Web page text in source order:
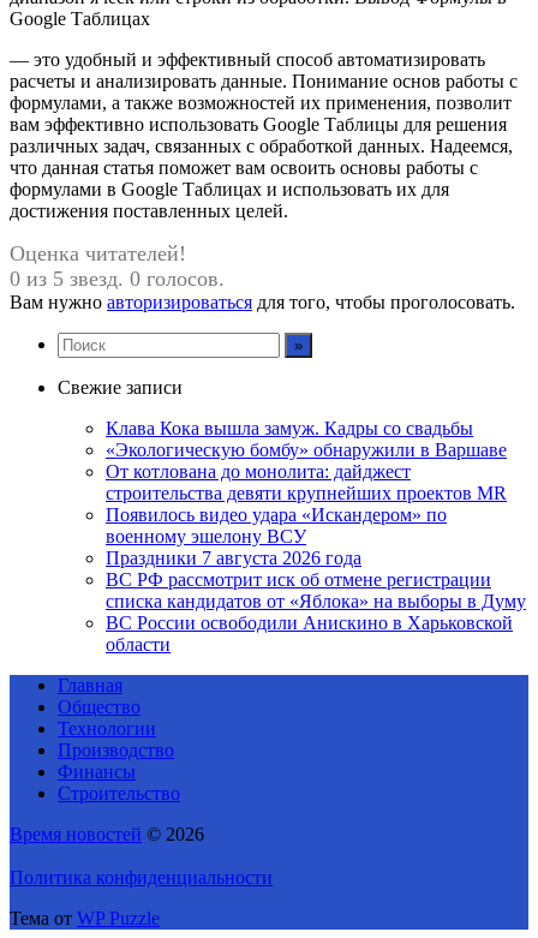
Google Таблицах
— это удобный и эффективный способ автоматизировать
расчеты и анализировать данные. Понимание основ работы с
формулами, а также возможностей их применения, позволит
вам эффективно использовать Google Таблицы для решения
различных задач, связанных с обработкой данных. Надеемся,
что данная статья поможет вам освоить основы работы с
формулами в Google Таблицах и использовать их для
достижения поставленных целей.
Оценка читателей!
0 из 5 звезд. 0 голосов.
Вам нужно авторизироваться для того, чтобы проголосовать.
Свежие записи
Клава Кока вышла замуж. Кадры со свадьбы
«Экологическую бомбу» обнаружили в Варшаве
От котлована до монолита: дайджест
строительства девяти крупнейших проектов MR
Появилось видео удара «Искандером» по
военному эшелону ВСУ
Праздники 7 августа 2026 года
ВС РФ рассмотрит иск об отмене регистрации
списка кандидатов от «Яблока» на выборы в Думу
ВС России освободили Анискино в Харьковской
области
Главная
Общество
Технологии
Производство
Финансы
Строительство
Время новостей © 2026
Политика конфиденциальности
Тема от WP Puzzle